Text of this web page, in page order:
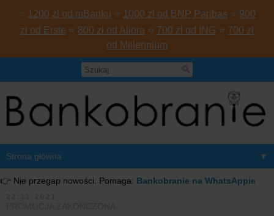
⭐ 1200 zł od mBanku ⭐ 1000 zł od BNP Paribas ⭐ 900
zł od Erste ⭐ 800 zł od Aliora ⭐ 700 zł od ING ⭐ 700 zł
od Millennium
▼
👉 Nie przegap nowości. Pomaga: Bankobranie na WhatsAppie